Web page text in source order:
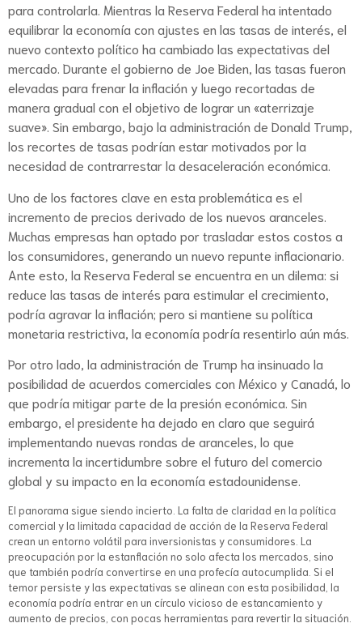
para controlarla. Mientras la Reserva Federal ha intentado
equilibrar la economía con ajustes en las tasas de interés, el
nuevo contexto político ha cambiado las expectativas del
mercado. Durante el gobierno de Joe Biden, las tasas fueron
elevadas para frenar la inflación y luego recortadas de
manera gradual con el objetivo de lograr un «aterrizaje
suave». Sin embargo, bajo la administración de Donald Trump,
los recortes de tasas podrían estar motivados por la
necesidad de contrarrestar la desaceleración económica.
Uno de los factores clave en esta problemática es el
incremento de precios derivado de los nuevos aranceles.
Muchas empresas han optado por trasladar estos costos a
los consumidores, generando un nuevo repunte inflacionario.
Ante esto, la Reserva Federal se encuentra en un dilema: si
reduce las tasas de interés para estimular el crecimiento,
podría agravar la inflación; pero si mantiene su política
monetaria restrictiva, la economía podría resentirlo aún más.
Por otro lado, la administración de Trump ha insinuado la
posibilidad de acuerdos comerciales con México y Canadá, lo
que podría mitigar parte de la presión económica. Sin
embargo, el presidente ha dejado en claro que seguirá
implementando nuevas rondas de aranceles, lo que
incrementa la incertidumbre sobre el futuro del comercio
global y su impacto en la economía estadounidense.
El panorama sigue siendo incierto. La falta de claridad en la política
comercial y la limitada capacidad de acción de la Reserva Federal
crean un entorno volátil para inversionistas y consumidores. La
preocupación por la estanflación no solo afecta los mercados, sino
que también podría convertirse en una profecía autocumplida. Si el
temor persiste y las expectativas se alinean con esta posibilidad, la
economía podría entrar en un círculo vicioso de estancamiento y
aumento de precios, con pocas herramientas para revertir la situación.